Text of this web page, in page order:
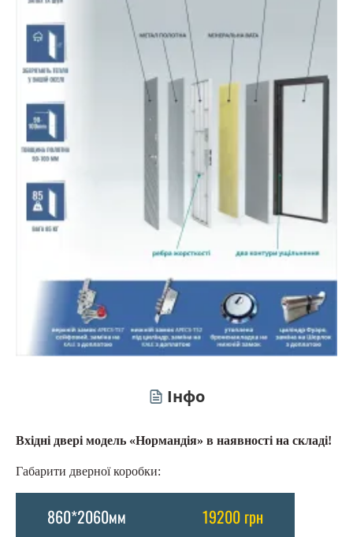
Інфо
Вхідні двері модель «Нормандія» в наявності на складі!
Габарити дверної коробки:
860*2060мм
19200 грн